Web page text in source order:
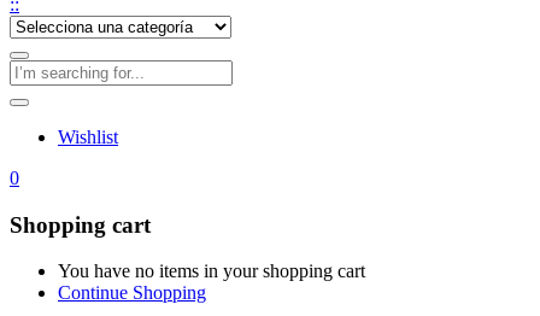
Wishlist
0
Shopping cart
You have no items in your shopping cart
Continue Shopping